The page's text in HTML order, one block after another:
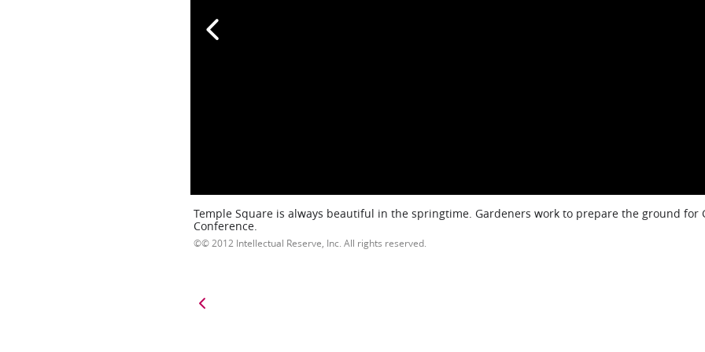
Temple Square is always beautiful in the springtime. Gardeners work to prepare the ground for
Conference.
© 2012 Intellectual Reserve, Inc. All rights reserved.